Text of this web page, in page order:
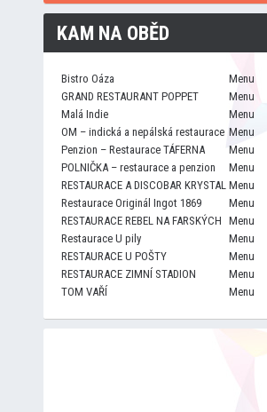
KAM NA OBĚD
Bistro Oáza Menu
GRAND RESTAURANT POPPET
Menu
Malá Indie
Menu
OM – indická a nepálská restaurace Menu
Penzion – Restaurace TÁFERNA
Menu
POLNIČKA – restaurace a penzion
Menu
RESTAURACE A DISCOBAR KRYSTAL Menu
Restaurace Originál Ingot 1869
Menu
RESTAURACE REBEL NA FARSKÝCH Menu
Restaurace U pily
Menu
RESTAURACE U POŠTY
Menu
RESTAURACE ZIMNÍ STADION
Menu
TOM VAŘÍ
Menu